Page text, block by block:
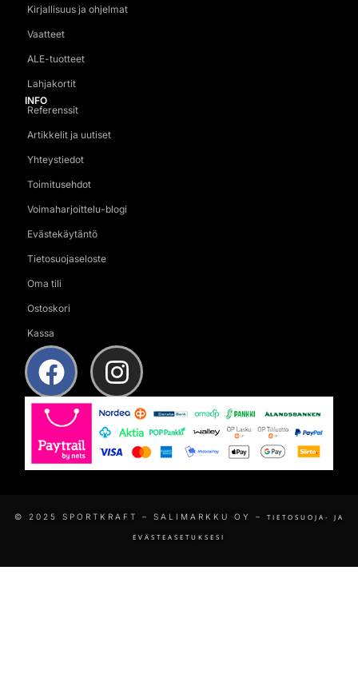
Kirjallisuus ja ohjelmat
Vaatteet
ALE-tuotteet
Lahjakortit
INFO
Referenssit
Artikkelit ja uutiset
Yhteystiedot
Toimitusehdot
Voimaharjoittelu-blogi
Evästekäytäntö
Tietosuojaseloste
Oma tili
Ostoskori
Kassa
© 2025 SPORTKRAFT – SALIMARKKU OY – TIETOSUOJA- JA
EVÄSTEASETUKSESI